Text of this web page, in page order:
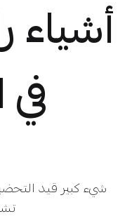
أشياء
شيء كبير قيد